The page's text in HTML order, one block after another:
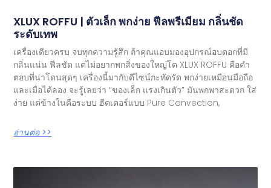
XLUX ROFFU | ตัวเล็ก พกง่าย ฟีลพรีเมียม กลิ่นชัด
ระดับเทพ
เครื่องเดียวครบ จบทุกความรู้สึก ถ้าคุณแอบมองอุปกรณ์อบดอกที่มี
กลิ่นแน่น ฟีลชัด แต่ไม่อยากพกสิ่งของใหญ่โต XLUX ROFFU คือคำ
ตอบที่น่าโดนสุดๆ เครื่องนี้มากับดีไซน์กะทัดรัด พกง่ายเหมือนมือถือ
และเมื่อได้ลอง จะรู้เลยว่า “ของเล็ก แรงเกินตัว” มันพกพาสะดวก ใส่
ง่าย แต่ข้างในคือระบบ ฮีตเตอร์แบบ Pure Convection,
อ่านต่อ >>